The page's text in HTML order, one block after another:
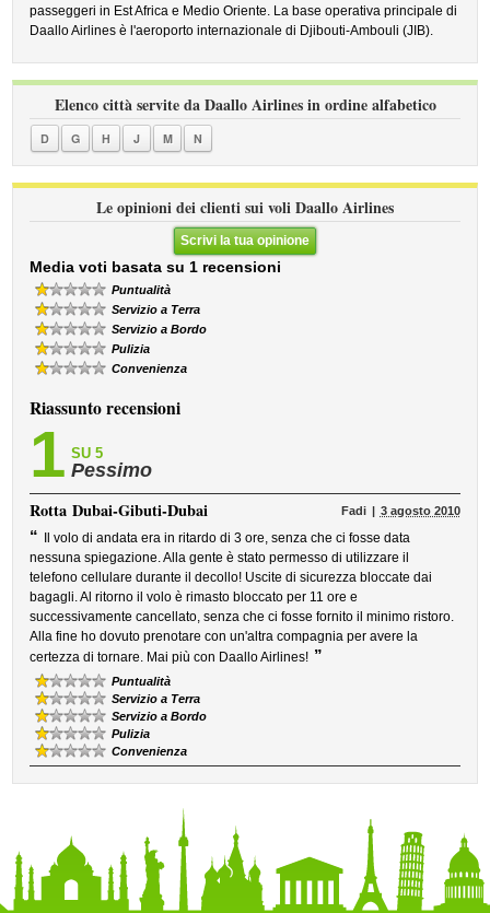
passeggeri in Est Africa e Medio Oriente. La base operativa principale di
Daallo Airlines è l'aeroporto internazionale di Djibouti-Ambouli (JIB).
Elenco città servite da Daallo Airlines in ordine alfabetico
D G H J M N
Le opinioni dei clienti sui voli Daallo Airlines
Scrivi la tua opinione
Media voti basata su 1 recensioni
Puntualità
Servizio a Terra
Servizio a Bordo
Pulizia
Convenienza
Riassunto recensioni
1 SU 5
Pessimo
RottaDubai-Gibuti-Dubai Fadi 3 agosto 2010
“
Il volo di andata era in ritardo di 3 ore, senza che ci fosse data
nessuna spiegazione. Alla gente è stato permesso di utilizzare il
telefono cellulare durante il decollo! Uscite di sicurezza bloccate dai
bagagli. Al ritorno il volo è rimasto bloccato per 11 ore e
successivamente cancellato, senza che ci fosse fornito il minimo ristoro.
Alla fine ho dovuto prenotare con un'altra compagnia per avere la
certezza di tornare. Mai più con Daallo Airlines! ”
Puntualità
Servizio a Terra
Servizio a Bordo
Pulizia
Convenienza